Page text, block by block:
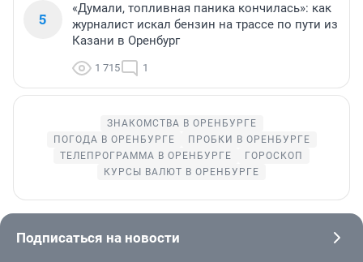
5
«Думали, топливная паника кончилась»: как
журналист искал бензин на трассе по пути из
Казани в Оренбург
1 715 1
ЗНАКОМСТВА В ОРЕНБУРГЕ
ПОГОДА В ОРЕНБУРГЕ
ПРОБКИ В ОРЕНБУРГЕ
ТЕЛЕПРОГРАММА В ОРЕНБУРГЕ
ГОРОСКОП
КУРСЫ ВАЛЮТ В ОРЕНБУРГЕ
Подписаться на новости